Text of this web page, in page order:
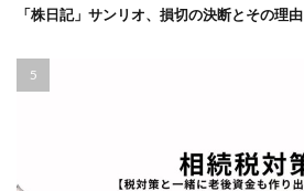
「株日記」サンリオ、損切の決断とその理由